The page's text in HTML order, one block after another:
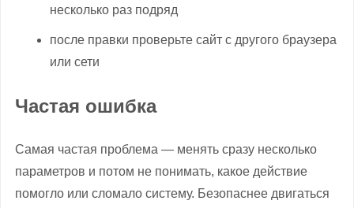
несколько раз подряд
после правки проверьте сайт с другого браузера
или сети
Частая ошибка
Самая частая проблема — менять сразу несколько
параметров и потом не понимать, какое действие
помогло или сломало систему. Безопаснее двигаться